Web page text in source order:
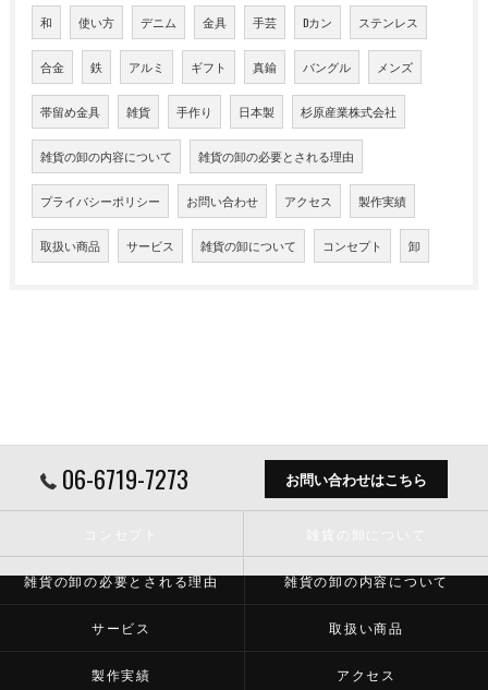
和 使い方 デニム 金具 手芸 Dカン ステンレス
合金 鉄 アルミ ギフト 真鍮 バングル メンズ
帯留め金具 雑貨 手作り 日本製 杉原産業株式会社
雑貨の卸の内容について 雑貨の卸の必要とされる理由
プライバシーポリシー お問い合わせ アクセス 製作実績
取扱い商品 サービス 雑貨の卸について コンセプト 卸
06-6719-7273 お問い合わせはこちら
雑貨の卸の必要とされる理由 雑貨の卸の内容について
サービス 取扱い商品
製作実績 アクセス